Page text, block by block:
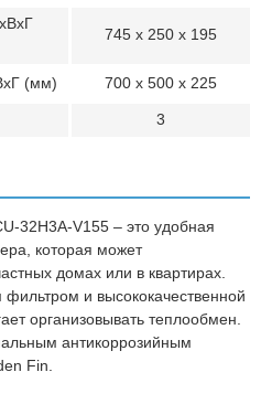
745 x 250 x 195
(мм) 700 x 500 x 225
3
-32H3A-V155 – это удобная
которая может
домах или в квартирах.
и высококачественной
организовывать теплообмен.
антикоррозийным
Fin.